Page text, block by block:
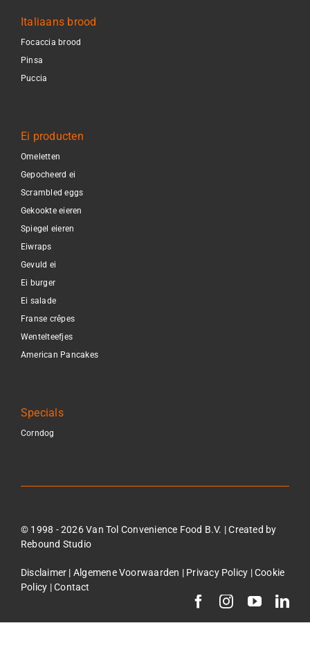
Italiaans brood
Focaccia brood
Pinsa
Puccia
Ei producten
Omeletten
Gepocheerd ei
Scrambled eggs
Gekookte eieren
Spiegel eieren
Eiwraps
Gevuld ei
Ei burger
Ei salade
Franse crêpes
Wentelteefjes
American Pancakes
Specials
Corndog
© 1998 - 2026 Van Tol Convenience Food B.V. | Created by
Rebound Studio
Disclaimer | Algemene Voorwaarden | Privacy Policy | Cookie
Policy | Contact